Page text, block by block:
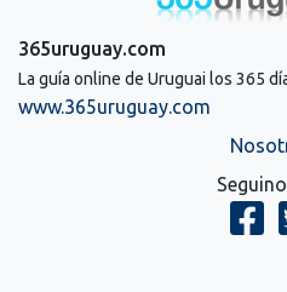
365uruguay.com
La guía online de Uruguai los 365
www.365uruguay.com